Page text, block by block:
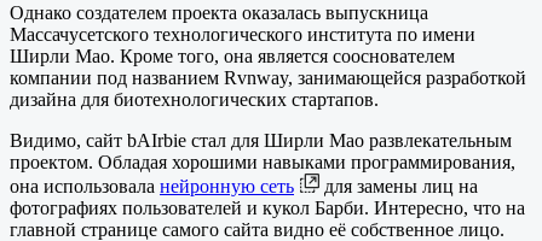
Однако создателем проекта оказалась выпускница
Массачусетского технологического института по имени
Ширли Мао. Кроме того, она является сооснователем
компании под названием Rvnway, занимающейся разработкой
дизайна для биотехнологических стартапов.
Видимо, сайт bAIrbie стал для Ширли Мао развлекательным
проектом. Обладая хорошими навыками программирования,
она использовала нейронную сеть
для замены лиц на
фотографиях пользователей и кукол Барби. Интересно, что на
главной странице самого сайта видно её собственное лицо.